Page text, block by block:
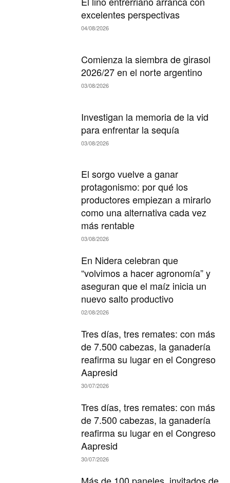
excelentes perspectivas
04/08/2026
Comienza la siembra de girasol
2026/27 en el norte argentino
03/08/2026
Investigan la memoria de la vid
para enfrentar la sequía
03/08/2026
El sorgo vuelve a ganar
protagonismo: por qué los
productores empiezan a mirarlo
como una alternativa cada vez
más rentable
03/08/2026
En Nidera celebran que
“volvimos a hacer agronomía” y
aseguran que el maíz inicia un
nuevo salto productivo
02/08/2026
Tres días, tres remates: con más
de 7.500 cabezas, la ganadería
reafirma su lugar en el Congreso
Aapresid
30/07/2026
Tres días, tres remates: con más
de 7.500 cabezas, la ganadería
reafirma su lugar en el Congreso
Aapresid
30/07/2026